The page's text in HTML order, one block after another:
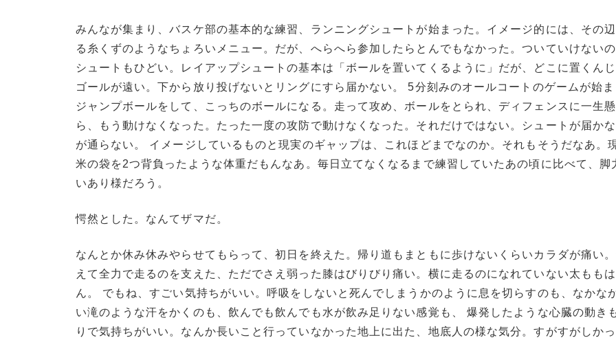
みんなが集まり、バスケ部の基本的な練習、ランニングシュートが始まった。イメージ的には、その
る糸くずのようなちょろいメニュー。だが、へらへら参加したらとんでもなかった。ついていけないの
シュートもひどい。レイアップシュートの基本は「ボールを置いてくるように」だが、どこに置くんじ
ゴールが遠い。下から放り投げないとリングにすら届かない。 5分刻みのオールコートのゲームが始ま
ジャンプボールをして、こっちのボールになる。走って攻め、ボールをとられ、ディフェンスに一生
ら、もう動けなくなった。たった一度の攻防で動けなくなった。それだけではない。シュートが届か
が通らない。 イメージしているものと現実のギャップは、これほどまでなのか。それもそうだなあ。
米の袋を2つ背負ったような体重だもんなあ。毎日立てなくなるまで練習していたあの頃に比べて、脚
いあり様だろう。
愕然とした。なんてザマだ。
なんとか休み休みやらせてもらって、初日を終えた。帰り道もまともに歩けないくらいカラダが痛い
えて全力で走るのを支えた、ただでさえ弱った膝はびりびり痛い。横に走るのになれていない太もも
ん。 でもね、すごい気持ちがいい。呼吸をしないと死んでしまうかのように息を切らすのも、なかな
い滝のような汗をかくのも、飲んでも飲んでも水が飲み足りない感覚も、 爆発したような心臓の動き
りで気持ちがいい。なんか長いこと行っていなかった地上に出た、地底人の様な気分。すがすがしかっ